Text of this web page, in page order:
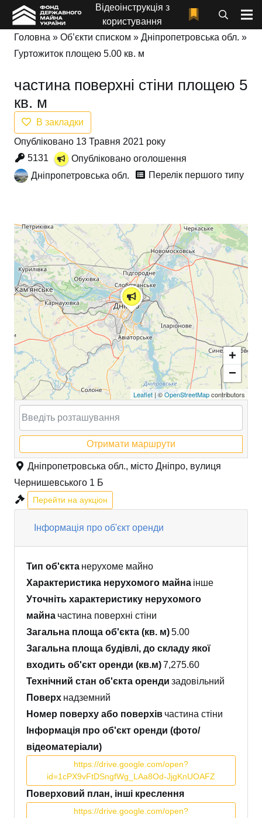
Відеоінструкція з
користування
Головна » Об’єкти списком » Дніпропетровська обл. »
Гуртожиток площею 5.00 кв. м
частина поверхні стіни площею 5
кв. м
В закладки
Опубліковано 13 Травня 2021 року
5131
Опубліковано оголошення
Дніпропетровська обл.
Перелік першого типу
+
−
Leaflet| ©OpenStreetMapcontributors
Отримати маршрути
Дніпропетровська обл., місто Дніпро, вулиця
Чернишевського 1 Б
Перейти на аукціон
Інформація про об'єкт оренди
Тип об'єкта нерухоме майно
Характеристика нерухомого майна інше
Уточніть характеристику нерухомого
майна частина поверхні стіни
Загальна площа об'єкта (кв. м)5.00
Загальна площа будівлі, до складу якої
входить об'єкт оренди (кв.м)7,275.60
Технічний стан об'єкта оренди задовільний
Поверх надземний
Номер поверху або поверхів частина стіни
Інформація про об'єкт оренди (фото/
відеоматеріали)
https://drive.google.com/open?
id=1cPX9vFtDSngfWg_LAa8Od-JjgKnUOAFZ
Поверховий план, інші креслення
https://drive.google.com/open?